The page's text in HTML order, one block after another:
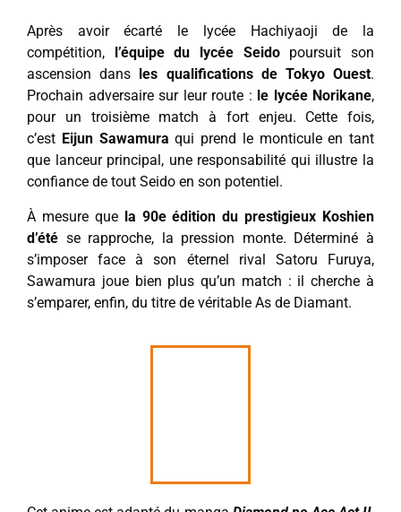
Après avoir écarté le lycée Hachiyaoji de la
compétition, l’équipe du lycée Seidopoursuit son
ascension dans les qualifications de Tokyo Ouest.
Prochain adversaire sur leur route : le lycée Norikane,
pour un troisième match à fort enjeu. Cette fois,
c’est Eijun Sawamura qui prend le monticule en tant
que lanceur principal, une responsabilité qui illustre la
confiance de tout Seido en son potentiel.
À mesure que la 90e édition du prestigieux Koshien
d’été se rapproche, la pression monte. Déterminé à
s’imposer face à son éternel rival Satoru Furuya,
Sawamura joue bien plus qu’un match : il cherche à
s’emparer, enfin, du titre de véritable As de Diamant.